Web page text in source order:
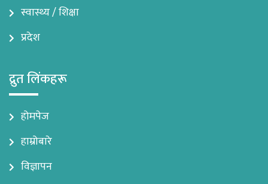
स्वास्थ्य / शिक्षा
प्रदेश
द्रुत लिंकहरू
होमपेज
हाम्रोबारे
विज्ञापन